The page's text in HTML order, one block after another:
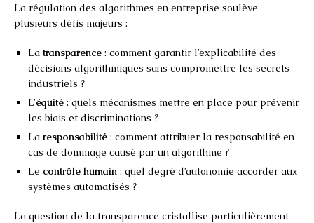
La régulation des algorithmes en entreprise soulève
plusieurs défis majeurs :
La transparence : comment garantir l’explicabilité des
décisions algorithmiques sans compromettre les secrets
industriels ?
L’équité : quels mécanismes mettre en place pour prévenir
les biais et discriminations ?
La responsabilité : comment attribuer la responsabilité en
cas de dommage causé par un algorithme ?
Le contrôle humain : quel degré d’autonomie accorder aux
systèmes automatisés ?
La question de la transparence cristallise particulièrement